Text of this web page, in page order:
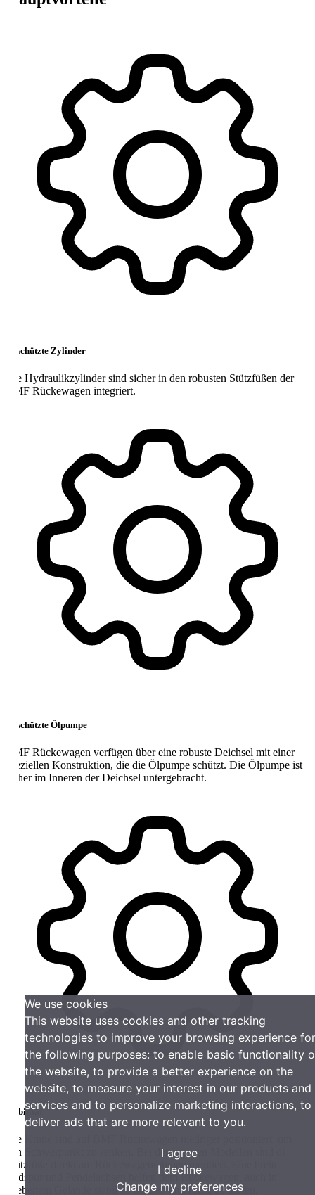
We use cookies
This website uses cookies and other tracking
technologies to improve your browsing experience for
the following purposes:to enable basic functionality of
the website,to provide a better experience on the
website,to measure your interest in our products and
services and to personalize marketing interactions,to
deliver ads that are more relevant to you.
I agree
I decline
Change my preferences
Zylinder
Hydraulikzylinder sind sicher in den robusten Stützfüßen der
Rückewagen integriert.
Ölpumpe
Rückewagen verfügen über eine robuste Deichsel mit einer
Konstruktion, die die Ölpumpe schützt. Die Ölpumpe ist
im Inneren der Deichsel untergebracht.
Krane sind auf BMF Rückewagen niedriger positioniert, um
Schwerpunkt zu senken. Bei den meisten Modellen sind die
direkt am Rückewagenrahmen montiert. Eine breite
und Pendelachsen helfen dem Rückewagen, auch in
Gelände stabil zu bleiben und ruhig zu laufen.